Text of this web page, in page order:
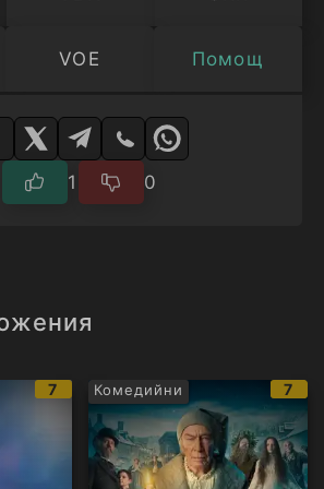
VOE Помощ
1 0
IMDb
рейтинг:
7 Комедийни 7